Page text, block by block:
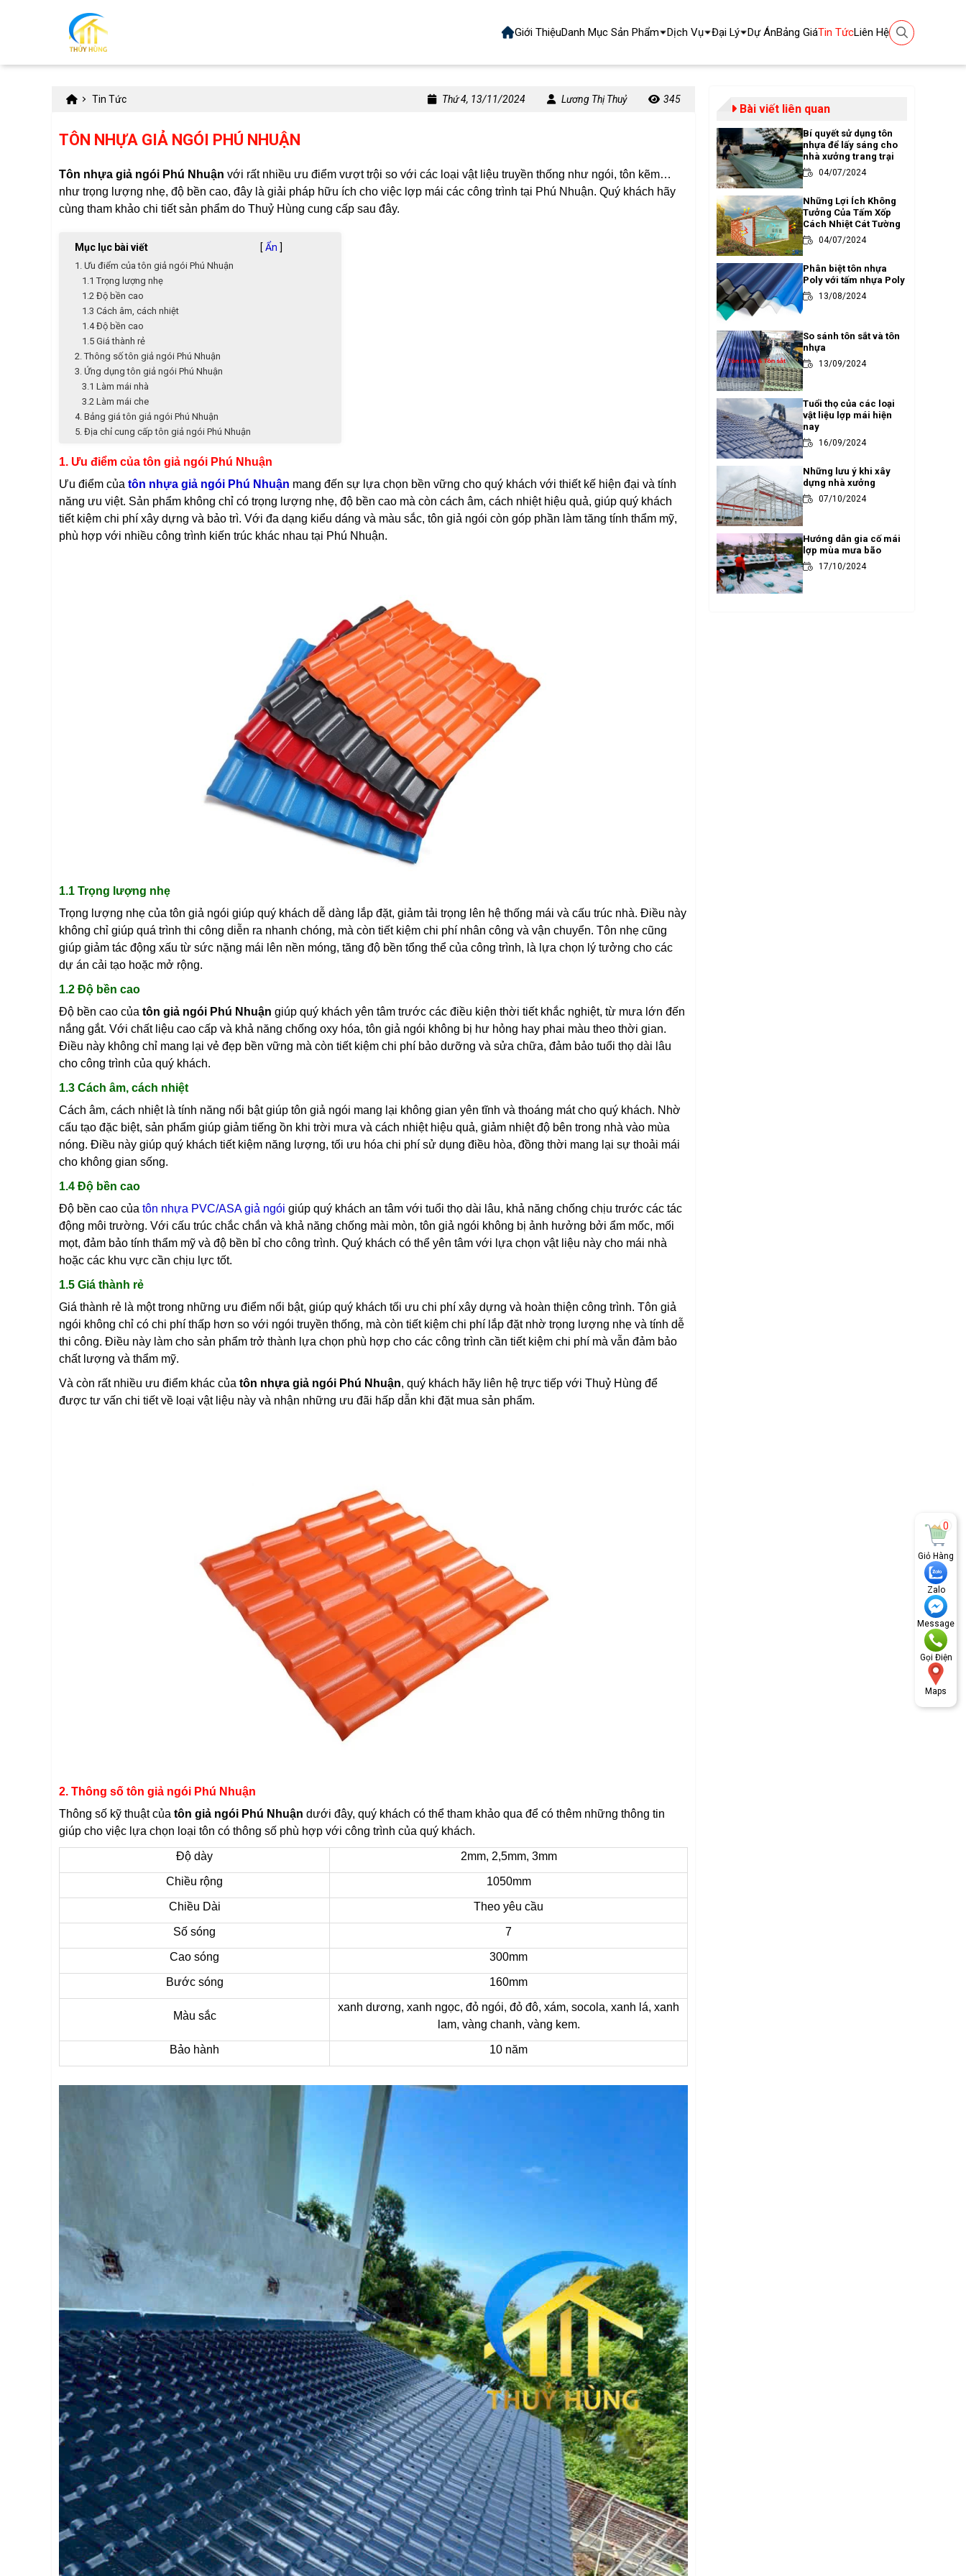
Giới ThiệuDanh Mục Sản Phẩm Dịch Vụ Đại Lý Dự ÁnBảng GiáTin TứcLiên Hệ
Tin Tức Thứ 4, 13/11/2024 Lương Thị Thuỷ 345
TÔN NHỰA GIẢ NGÓI PHÚ NHUẬN
Tôn nhựa giả ngói Phú Nhuận với rất nhiều ưu điểm vượt trội so với các loại vật liệu truyền thống như ngói, tôn kẽm…
như trọng lượng nhẹ, độ bền cao, đây là giải pháp hữu ích cho việc lợp mái các công trình tại Phú Nhuận. Quý khách hãy
cùng tham khảo chi tiết sản phẩm do Thuỷ Hùng cung cấp sau đây.
Mục lục bài viết [ Ẩn ]
1. Ưu điểm của tôn giả ngói Phú Nhuận
1.1 Trọng lượng nhẹ
1.2 Độ bền cao
1.3 Cách âm, cách nhiệt
1.4 Độ bền cao
1.5 Giá thành rẻ
2. Thông số tôn giả ngói Phú Nhuận
3. Ứng dụng tôn giả ngói Phú Nhuận
3.1 Làm mái nhà
3.2 Làm mái che
4. Bảng giá tôn giả ngói Phú Nhuận
5. Địa chỉ cung cấp tôn giả ngói Phú Nhuận
1. Ưu điểm của tôn giả ngói Phú Nhuận
Ưu điểm của tôn nhựa giả ngói Phú Nhuận mang đến sự lựa chọn bền vững cho quý khách với thiết kế hiện đại và tính
năng ưu việt. Sản phẩm không chỉ có trọng lượng nhẹ, độ bền cao mà còn cách âm, cách nhiệt hiệu quả, giúp quý khách
tiết kiệm chi phí xây dựng và bảo trì. Với đa dạng kiểu dáng và màu sắc, tôn giả ngói còn góp phần làm tăng tính thẩm mỹ,
phù hợp với nhiều công trình kiến trúc khác nhau tại Phú Nhuận.
1.1 Trọng lượng nhẹ
Trọng lượng nhẹ của tôn giả ngói giúp quý khách dễ dàng lắp đặt, giảm tải trọng lên hệ thống mái và cấu trúc nhà. Điều này
không chỉ giúp quá trình thi công diễn ra nhanh chóng, mà còn tiết kiệm chi phí nhân công và vận chuyển. Tôn nhẹ cũng
giúp giảm tác động xấu từ sức nặng mái lên nền móng, tăng độ bền tổng thể của công trình, là lựa chọn lý tưởng cho các
dự án cải tạo hoặc mở rộng.
1.2 Độ bền cao
Độ bền cao của tôn giả ngói Phú Nhuận giúp quý khách yên tâm trước các điều kiện thời tiết khắc nghiệt, từ mưa lớn đến
nắng gắt. Với chất liệu cao cấp và khả năng chống oxy hóa, tôn giả ngói không bị hư hỏng hay phai màu theo thời gian.
Điều này không chỉ mang lại vẻ đẹp bền vững mà còn tiết kiệm chi phí bảo dưỡng và sửa chữa, đảm bảo tuổi thọ dài lâu
cho công trình của quý khách.
1.3 Cách âm, cách nhiệt
Cách âm, cách nhiệt là tính năng nổi bật giúp tôn giả ngói mang lại không gian yên tĩnh và thoáng mát cho quý khách. Nhờ
cấu tạo đặc biệt, sản phẩm giúp giảm tiếng ồn khi trời mưa và cách nhiệt hiệu quả, giảm nhiệt độ bên trong nhà vào mùa
nóng. Điều này giúp quý khách tiết kiệm năng lượng, tối ưu hóa chi phí sử dụng điều hòa, đồng thời mang lại sự thoải mái
cho không gian sống.
1.4 Độ bền cao
Độ bền cao của tôn nhựa PVC/ASA giả ngói giúp quý khách an tâm với tuổi thọ dài lâu, khả năng chống chịu trước các tác
động môi trường. Với cấu trúc chắc chắn và khả năng chống mài mòn, tôn giả ngói không bị ảnh hưởng bởi ẩm mốc, mối
mọt, đảm bảo tính thẩm mỹ và độ bền bỉ cho công trình. Quý khách có thể yên tâm với lựa chọn vật liệu này cho mái nhà
hoặc các khu vực cần chịu lực tốt.
1.5 Giá thành rẻ
Giá thành rẻ là một trong những ưu điểm nổi bật, giúp quý khách tối ưu chi phí xây dựng và hoàn thiện công trình. Tôn giả
ngói không chỉ có chi phí thấp hơn so với ngói truyền thống, mà còn tiết kiệm chi phí lắp đặt nhờ trọng lượng nhẹ và tính dễ
thi công. Điều này làm cho sản phẩm trở thành lựa chọn phù hợp cho các công trình cần tiết kiệm chi phí mà vẫn đảm bảo
chất lượng và thẩm mỹ.
Và còn rất nhiều ưu điểm khác của tôn nhựa giả ngói Phú Nhuận, quý khách hãy liên hệ trực tiếp với Thuỷ Hùng để
được tư vấn chi tiết về loại vật liệu này và nhận những ưu đãi hấp dẫn khi đặt mua sản phẩm.
2. Thông số tôn giả ngói Phú Nhuận
Thông số kỹ thuật của tôn giả ngói Phú Nhuận dưới đây, quý khách có thể tham khảo qua để có thêm những thông tin
giúp cho việc lựa chọn loại tôn có thông số phù hợp với công trình của quý khách.
Độ dày 2mm, 2,5mm, 3mm
Chiều rộng 1050mm
Chiều Dài Theo yêu cầu
Số sóng 7
Cao sóng 300mm
Bước sóng 160mm
Màu sắc
xanh dương, xanh ngọc, đỏ ngói, đỏ đô, xám, socola, xanh lá, xanh
lam, vàng chanh, vàng kem.
Bảo hành 10 năm
Bài viết liên quan
Bí quyết sử dụng tôn
nhựa để lấy sáng cho
nhà xưởng trang trại
04/07/2024
Những Lợi Ích Không
Tưởng Của Tấm Xốp
Cách Nhiệt Cát Tường
04/07/2024
Phân biệt tôn nhựa
Poly với tấm nhựa Poly
13/08/2024
So sánh tôn sắt và tôn
nhựa
13/09/2024
Tuổi thọ của các loại
vật liệu lợp mái hiện
nay
16/09/2024
Những lưu ý khi xây
dựng nhà xưởng
07/10/2024
Hướng dẫn gia cố mái
lợp mùa mưa bão
17/10/2024
0
Giỏ Hàng
Zalo
Message
Gọi Điện
Maps